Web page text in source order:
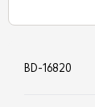
BD-16820